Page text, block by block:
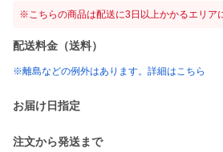
※こちらの商品は配送に3日以上かかるエリア
配送料金（送料）
※離島などの例外はあります。詳細はこちら
お届け日指定
注文から発送まで